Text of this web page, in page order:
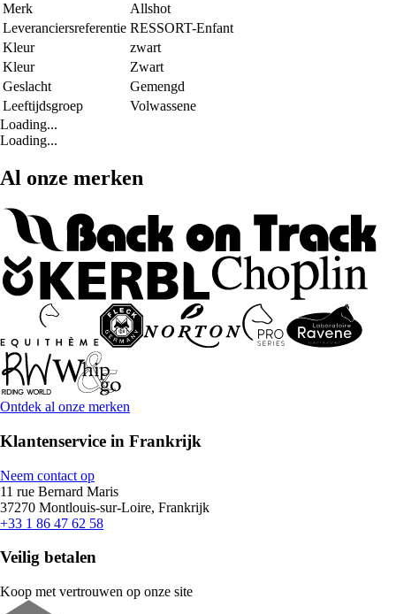
Merk
Allshot
Leveranciersreferentie RESSORT-Enfant
Kleur
zwart
Kleur
Zwart
Geslacht
Gemengd
Leeftijdsgroep
Volwassene
Loading...
Loading...
Al onze merken
Ontdek al onze merken
Klantenservice in Frankrijk
Neem contact op
11 rue Bernard Maris
37270 Montlouis-sur-Loire, Frankrijk
+33 1 86 47 62 58
Veilig betalen
Koop met vertrouwen op onze site